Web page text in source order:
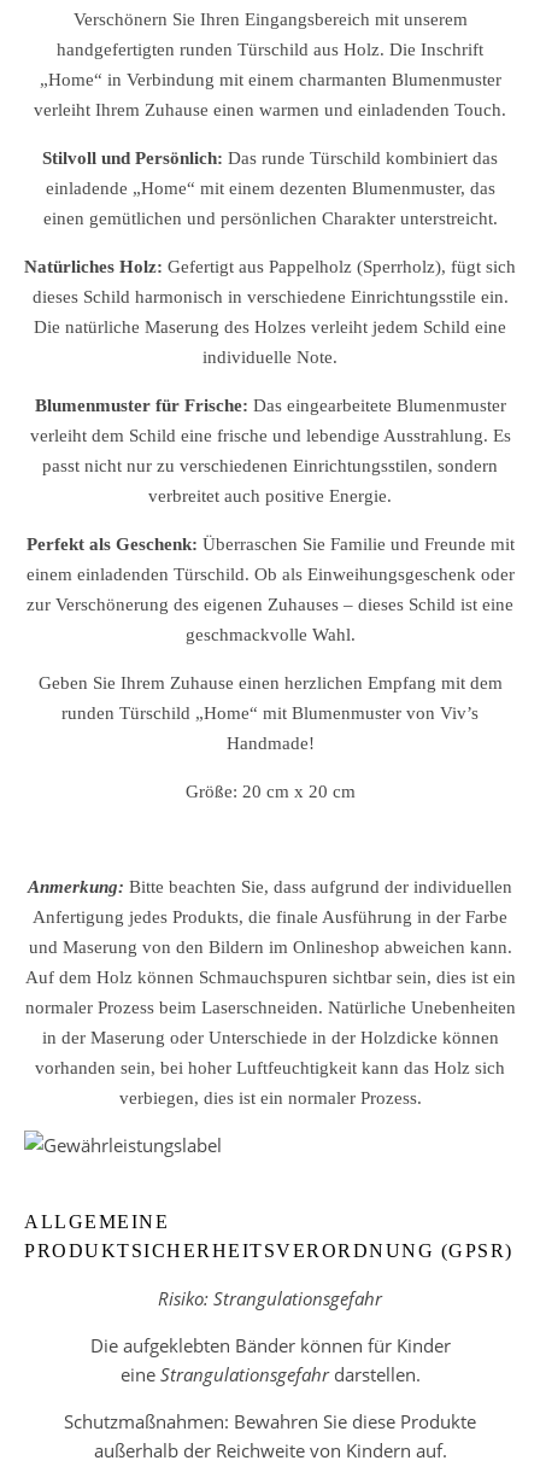
Verschönern Sie Ihren Eingangsbereich mit unserem
handgefertigten runden Türschild aus Holz. Die Inschrift
„Home“ in Verbindung mit einem charmanten Blumenmuster
verleiht Ihrem Zuhause einen warmen und einladenden Touch.
Stilvoll und Persönlich: Das runde Türschild kombiniert das
einladende „Home“ mit einem dezenten Blumenmuster, das
einen gemütlichen und persönlichen Charakter unterstreicht.
Natürliches Holz: Gefertigt aus Pappelholz (Sperrholz), fügt sich
dieses Schild harmonisch in verschiedene Einrichtungsstile ein.
Die natürliche Maserung des Holzes verleiht jedem Schild eine
individuelle Note.
Blumenmuster für Frische: Das eingearbeitete Blumenmuster
verleiht dem Schild eine frische und lebendige Ausstrahlung. Es
passt nicht nur zu verschiedenen Einrichtungsstilen, sondern
verbreitet auch positive Energie.
Perfekt als Geschenk: Überraschen Sie Familie und Freunde mit
einem einladenden Türschild. Ob als Einweihungsgeschenk oder
zur Verschönerung des eigenen Zuhauses – dieses Schild ist eine
geschmackvolle Wahl.
Geben Sie Ihrem Zuhause einen herzlichen Empfang mit dem
runden Türschild „Home“ mit Blumenmuster von Viv’s
Handmade!
Größe: 20 cm x 20 cm
Anmerkung: Bitte beachten Sie, dass aufgrund der individuellen
Anfertigung jedes Produkts, die finale Ausführung in der Farbe
und Maserung von den Bildern im Onlineshop abweichen kann.
Auf dem Holz können Schmauchspuren sichtbar sein, dies ist ein
normaler Prozess beim Laserschneiden. Natürliche Unebenheiten
in der Maserung oder Unterschiede in der Holzdicke können
vorhanden sein, bei hoher Luftfeuchtigkeit kann das Holz sich
verbiegen, dies ist ein normaler Prozess.
ALLGEMEINE
PRODUKTSICHERHEITSVERORDNUNG (GPSR)
Risiko: Strangulationsgefahr
Die aufgeklebten Bänder können für Kinder
eine Strangulationsgefahrdarstellen.
Schutzmaßnahmen: Bewahren Sie diese Produkte
außerhalb der Reichweite von Kindern auf.